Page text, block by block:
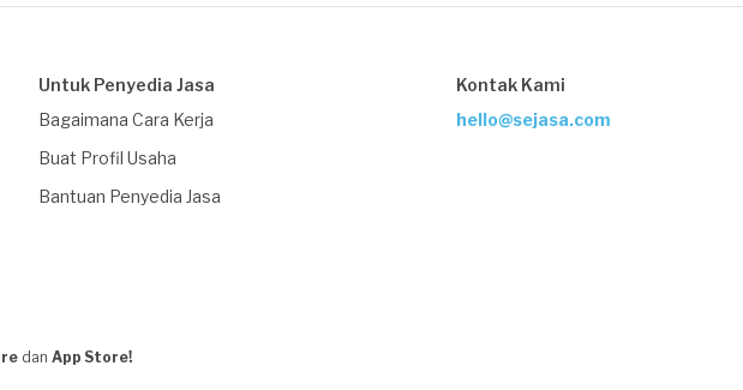
Untuk Penyedia Jasa
Bagaimana Cara Kerja
Buat Profil Usaha
Bantuan Penyedia Jasa
Kontak Kami
hello@sejasa.com
dan App Store!